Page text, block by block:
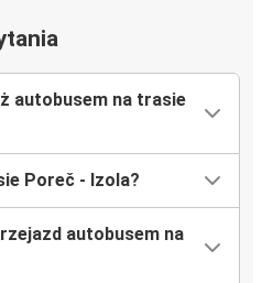
autobusem na trasie
Poreč - Izola?
autobusem na